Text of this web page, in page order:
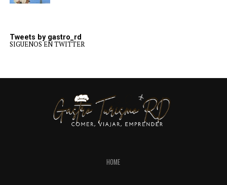
Tweets by gastro_rd
SIGUENOS EN TWITTER
HOME